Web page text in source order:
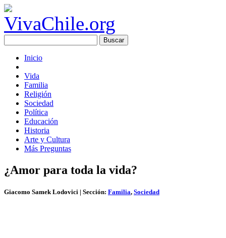
Inicio
Vida
Familia
Religión
Sociedad
Política
Educación
Historia
Arte y Cultura
Más Preguntas
¿Amor para toda la vida?
Giacomo Samek Lodovici | Sección: Familia, Sociedad